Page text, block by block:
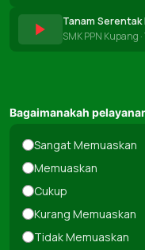
SMK PPN Kupang
Bagaimanakah
Sangat Memuaskan
Memuaskan
Cukup
Kurang Memuaskan
Tidak Memuaskan